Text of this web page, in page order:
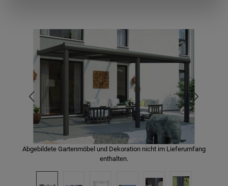
Bildergalerie überspringen
Abgebildete Gartenmöbel und Dekoration nicht im Lieferumfang
enthalten.